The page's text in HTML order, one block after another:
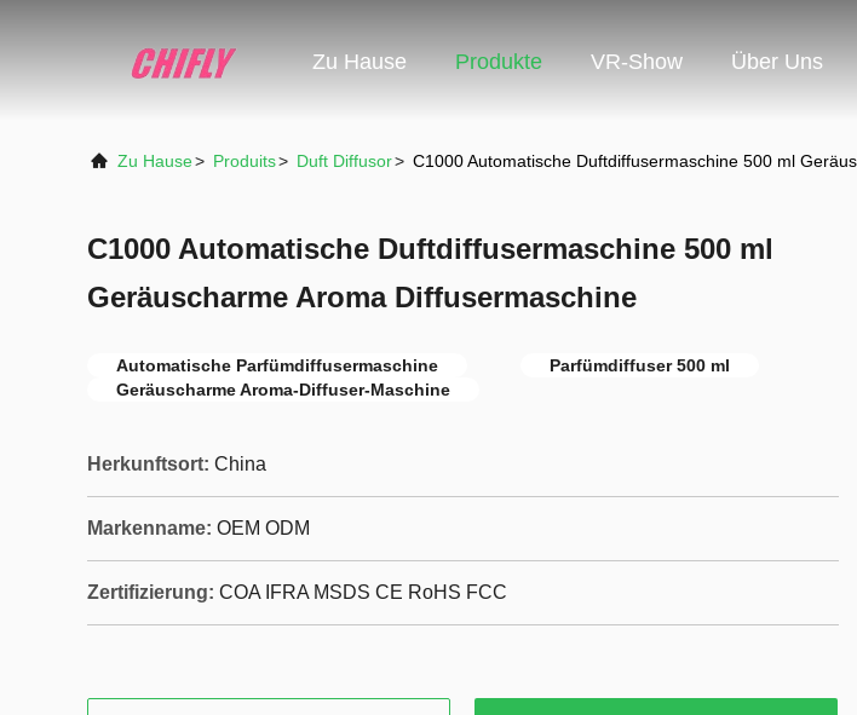
Zu Hause Produkte VR-Show Über Uns
Zu Hause> Produits> Duft Diffusor> C1000 Automatische Duftdiffusermaschine 500 ml
C1000 Automatische Duftdiffusermaschine 500 ml
Geräuscharme Aroma Diffusermaschine
Automatische Parfümdiffusermaschine
Parfümdiffuser 500 ml
Geräuscharme Aroma-Diffuser-Maschine
Herkunftsort: China
Markenname: OEM ODM
Zertifizierung: COA IFRA MSDS CE RoHS FCC